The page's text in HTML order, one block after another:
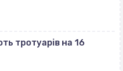
тротуарів на 16